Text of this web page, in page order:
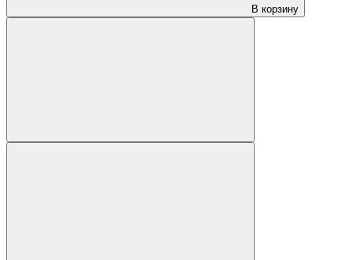
В корзину